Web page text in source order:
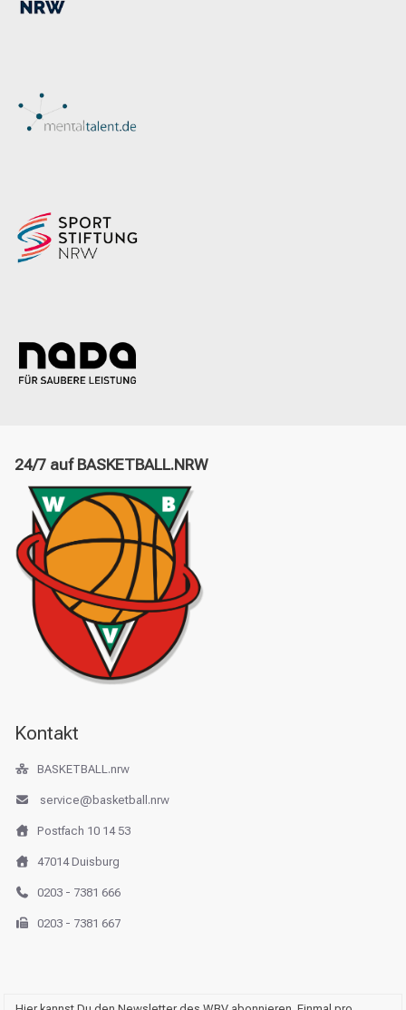
24/7 auf BASKETBALL.NRW
Kontakt
BASKETBALL.nrw
service@basketball.nrw
Postfach 10 14 53
47014 Duisburg
0203 - 7381 666
0203 - 7381 667